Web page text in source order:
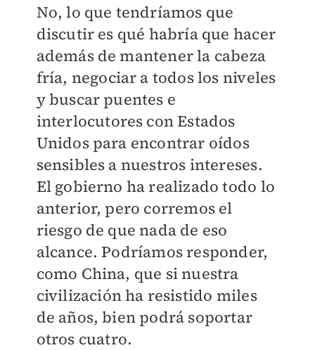
No, lo que tendríamos que
discutir es qué habría que hacer
además de mantener la cabeza
fría, negociar a todos los niveles
y buscar puentes e
interlocutores con Estados
Unidos para encontrar oídos
sensibles a nuestros intereses.
El gobierno ha realizado todo lo
anterior, pero corremos el
riesgo de que nada de eso
alcance. Podríamos responder,
como China, que si nuestra
civilización ha resistido miles
de años, bien podrá soportar
otros cuatro.